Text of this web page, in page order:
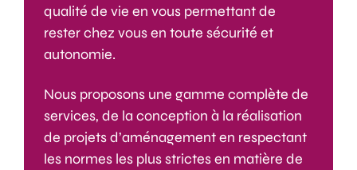
qualité de vie en vous permettant de
rester chez vous en toute sécurité et
autonomie.
Nous proposons une gamme complète de
services, de la conception à la réalisation
de projets d’aménagement en respectant
les normes les plus strictes en matière de